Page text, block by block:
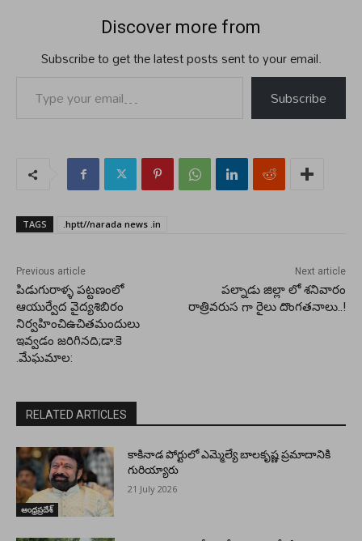
Discover more from
Subscribe to get the latest posts sent to your email.
Subscribe
TAGS .hptt//narada news .in
Previous article
పిడుగురాళ్ళ పట్టణంలో
ఆయుర్వేద వైద్యశిబిరం
నిర్వహించిఉచితమందులు
ఇవ్వడం జరిగినది;డా:కె
.మేఘమాల:
Next article
పల్నాడు జిల్లా లో శనివారం
రాత్రివరుస గా రైలు దొంగతనాలు..!
RELATED ARTICLES
ఆంధ్రప్రదేశ్
కాకినాడ పోర్టులో ఎమ్మెల్యే బాలకృష్ణ ప్రమాదానికి
గురియ్యారు
21 July 2026